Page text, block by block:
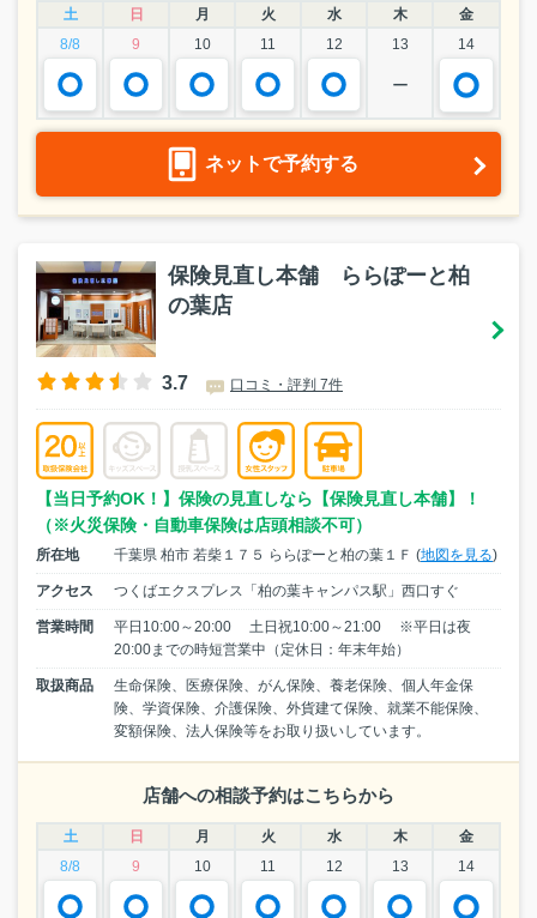
土 日 月 火 水 木
金
8/8
9 10 11 12 13 14
ー
ネットで予約する
保険見直し本舗 ららぽーと柏
の葉店
3.7 口コミ・評判 7件
【当日予約OK！】保険の見直しなら【保険見直し本舗】！
（※火災保険・自動車保険は店頭相談不可）
所在地 千葉県 柏市 若柴１７５ ららぽーと柏の葉１Ｆ (地図を見る)
アクセス つくばエクスプレス「柏の葉キャンパス駅」西口すぐ
営業時間
平日10:00～20:00 土日祝10:00～21:00 ※平日は夜
20:00までの時短営業中（定休日：年末年始）
取扱商品
生命保険、医療保険、がん保険、養老保険、個人年金保
険、学資保険、介護保険、外貨建て保険、就業不能保険、
変額保険、法人保険等をお取り扱いしています。
店舗への相談予約はこちらから
土 日 月 火 水 木
金
8/8
9 10 11 12 13 14